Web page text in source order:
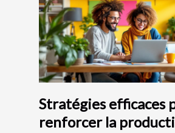
Stratégies efficaces
renforcer la